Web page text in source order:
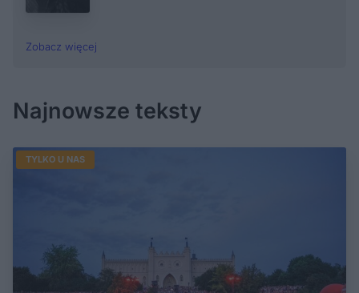
Zobacz więcej
Najnowsze teksty
TYLKO U NAS